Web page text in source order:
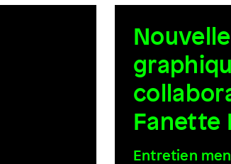
Fanette
Entretien